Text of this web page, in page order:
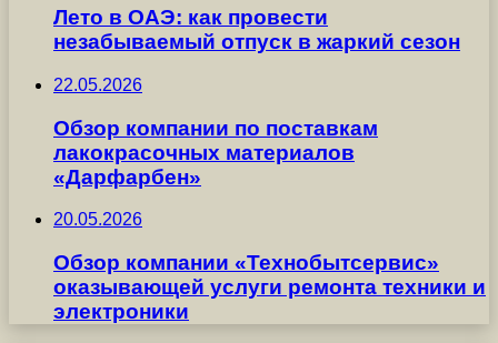
Лето в ОАЭ: как провести
незабываемый отпуск в жаркий сезон
22.05.2026
Обзор компании по поставкам
лакокрасочных материалов
«Дарфарбен»
20.05.2026
Обзор компании «Технобытсервис»
оказывающей услуги ремонта техники и
электроники